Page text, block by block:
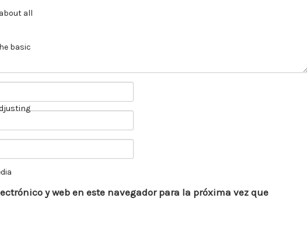
y web en este navegador para la próxima vez que